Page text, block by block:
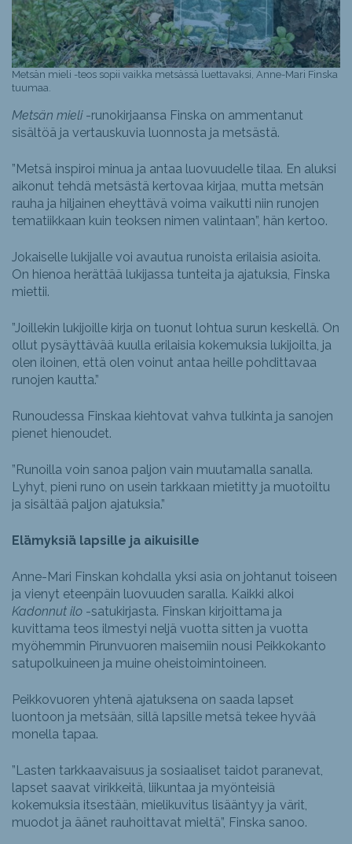
Metsän mieli -teos sopii vaikka metsässä luettavaksi, Anne-Mari Finska
tuumaa.
Metsän mieli-runokirjaansa Finska on ammentanut
sisältöä ja vertauskuvia luonnosta ja metsästä.
”Metsä inspiroi minua ja antaa luovuudelle tilaa. En aluksi
aikonut tehdä metsästä kertovaa kirjaa, mutta metsän
rauha ja hiljainen eheyttävä voima vaikutti niin runojen
tematiikkaan kuin teoksen nimen valintaan”, hän kertoo.
Jokaiselle lukijalle voi avautua runoista erilaisia asioita.
On hienoa herättää lukijassa tunteita ja ajatuksia, Finska
miettii.
”Joillekin lukijoille kirja on tuonut lohtua surun keskellä. On
ollut pysäyttävää kuulla erilaisia kokemuksia lukijoilta, ja
olen iloinen, että olen voinut antaa heille pohdittavaa
runojen kautta.”
Runoudessa Finskaa kiehtovat vahva tulkinta ja sanojen
pienet hienoudet.
”Runoilla voin sanoa paljon vain muutamalla sanalla.
Lyhyt, pieni runo on usein tarkkaan mietitty ja muotoiltu
ja sisältää paljon ajatuksia.”
Elämyksiä lapsille ja aikuisille
Anne-Mari Finskan kohdalla yksi asia on johtanut toiseen
ja vienyt eteenpäin luovuuden saralla. Kaikki alkoi
Kadonnut ilo -satukirjasta. Finskan kirjoittama ja
kuvittama teos ilmestyi neljä vuotta sitten ja vuotta
myöhemmin Pirunvuoren maisemiin nousi Peikkokanto
satupolkuineen ja muine oheistoimintoineen.
Peikkovuoren yhtenä ajatuksena on saada lapset
luontoon ja metsään, sillä lapsille metsä tekee hyvää
monella tapaa.
”Lasten tarkkaavaisuus ja sosiaaliset taidot paranevat,
lapset saavat virikkeitä, liikuntaa ja myönteisiä
kokemuksia itsestään, mielikuvitus lisääntyy ja värit,
muodot ja äänet rauhoittavat mieltä”, Finska sanoo.